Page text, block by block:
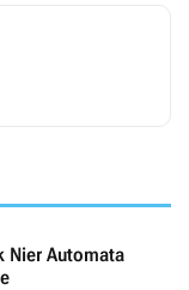
Nier Automata